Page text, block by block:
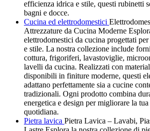
efficienza idrica e stile, questi rubinetti
bagni e docce.
Cucina ed elettrodomestici
Attrezzature da Cucina Moderne
elettrodomestici da cucina progettati
e stile. La nostra collezione include
cottura, frigoriferi, lavastoviglie,
lavelli da cucina. Realizzati con
disponibili in finiture moderne, questi
adattano perfettamente sia a cucine
tradizionali. Ogni prodotto combina
energetica e design per migliorare la
quotidiana.
Pietra lavica Pietra Lavica – Lavabi,